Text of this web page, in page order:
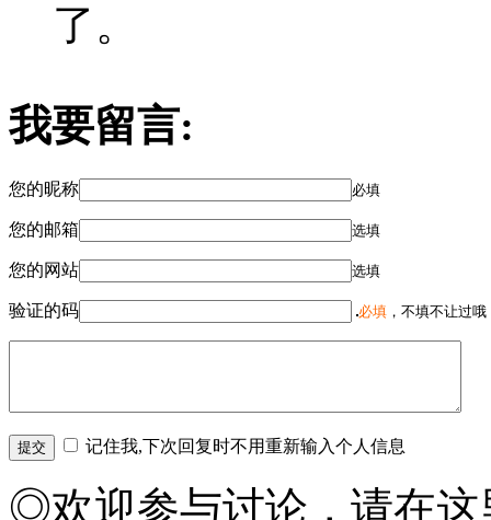
了。
我要留言:
您的昵称 必填
您的邮箱 选填
您的网站 选填
验证的码 必填 ，不填不让过
记住我,下次回复时不用重新输入个人信息
◎欢迎参与讨论，请在这